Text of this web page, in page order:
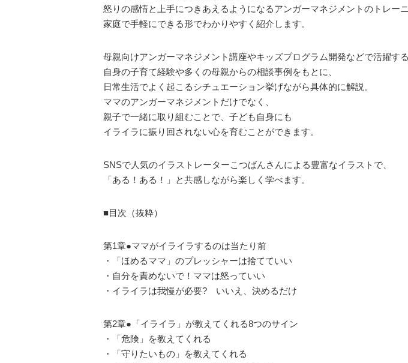
怒りの感情と上手につきあえるようになるアンガーマネジメントのトレーニ
家庭で手軽にできる形でわかりやすく紹介します。
母親向けアンガーマネジメント講座やキッズプログラム開発などで活躍する
自身の子育て経験や多くの母親からの相談事例をもとに、
日常生活でよく起こるシチュエーション挙げながら具体的に解説。
ママのアンガーマネジメントだけでなく、
親子で一緒に取り組むことで、子ども自身にも
イライラに振り回されない心を育むことができます。
SNSで人気のイラストレーターこつばんさんによる豊富なイラストで、
「ある！ある！」と共感しながら楽しく学べます。
■目次（抜粋）
第1章●ママがイライラするのは当たり前
・「ほめるママ」のプレッシャーは捨てていい
・自分を責めないで！ママは怒っていい
・イライラは我慢が必要? いいえ、決めるだけ
第2章●「イライラ」が教えてくれる8つのサイン
・「危険」を教えてくれる
・「守りたいもの」を教えてくれる